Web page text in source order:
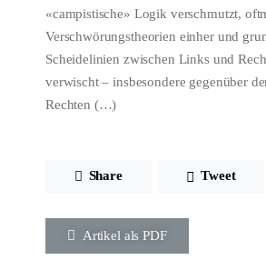
«campistische» Logik verschmutzt,
Verschwörungstheorien einher und
Scheidelinien zwischen Links und
verwischt – insbesondere gegenüber
Rechten (…)
Share Tweet
Artikel als PDF